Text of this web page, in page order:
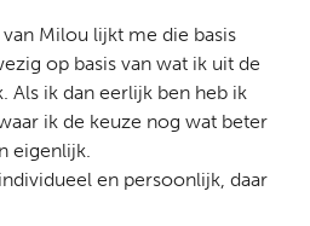
Milou lijkt me die basis
op basis van wat ik uit de
Als ik dan eerlijk ben heb ik
ik de keuze nog wat beter
eigenlijk.
en persoonlijk, daar